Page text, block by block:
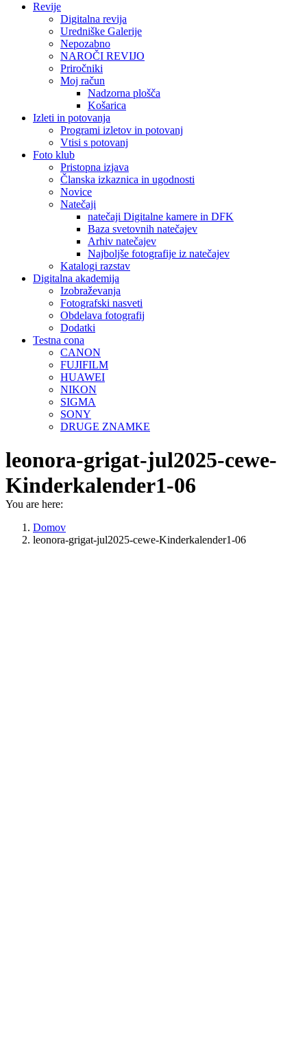
Revije
Digitalna revija
Uredniške Galerije
Nepozabno
NAROČI REVIJO
Priročniki
Moj račun
Nadzorna plošča
Košarica
Izleti in potovanja
Programi izletov in potovanj
Vtisi s potovanj
Foto klub
Pristopna izjava
Članska izkaznica in ugodnosti
Novice
Natečaji
natečaji Digitalne kamere in DFK
Baza svetovnih natečajev
Arhiv natečajev
Najboljše fotografije iz natečajev
Katalogi razstav
Digitalna akademija
Izobraževanja
Fotografski nasveti
Obdelava fotografij
Dodatki
Testna cona
CANON
FUJIFILM
HUAWEI
NIKON
SIGMA
SONY
DRUGE ZNAMKE
leonora-grigat-jul2025-cewe-
Kinderkalender1-06
You are here:
Domov
leonora-grigat-jul2025-cewe-Kinderkalender1-06